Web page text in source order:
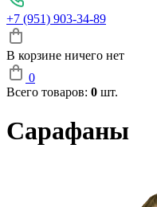
+7 (951) 903-34-89
В корзине ничего нет
0
Всего товаров: 0 шт.
Сарафаны